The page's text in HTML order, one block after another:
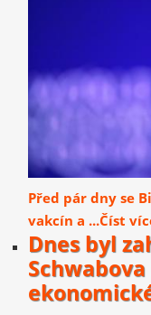
Před pár dny se
vakcín a ...Číst
Dnes byl